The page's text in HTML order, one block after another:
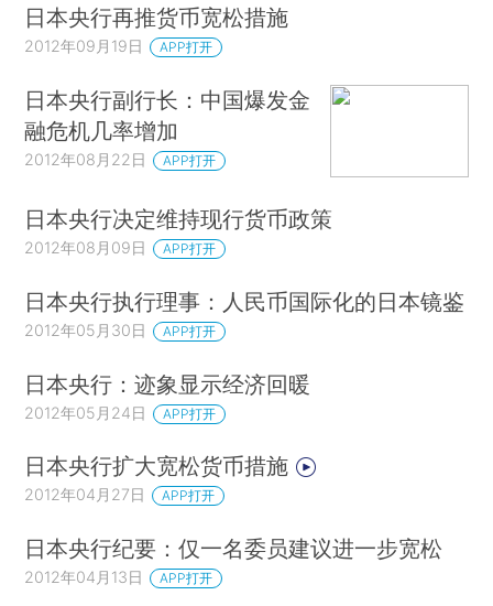
日本央行再推货币宽松措施
2012年09月19日 APP打开
日本央行副行长：中国爆发金
融危机几率增加
2012年08月22日 APP打开
日本央行决定维持现行货币政策
2012年08月09日 APP打开
日本央行执行理事：人民币国际化的日本镜鉴
2012年05月30日 APP打开
日本央行：迹象显示经济回暖
2012年05月24日 APP打开
日本央行扩大宽松货币措施
2012年04月27日 APP打开
日本央行纪要：仅一名委员建议进一步宽松
2012年04月13日 APP打开